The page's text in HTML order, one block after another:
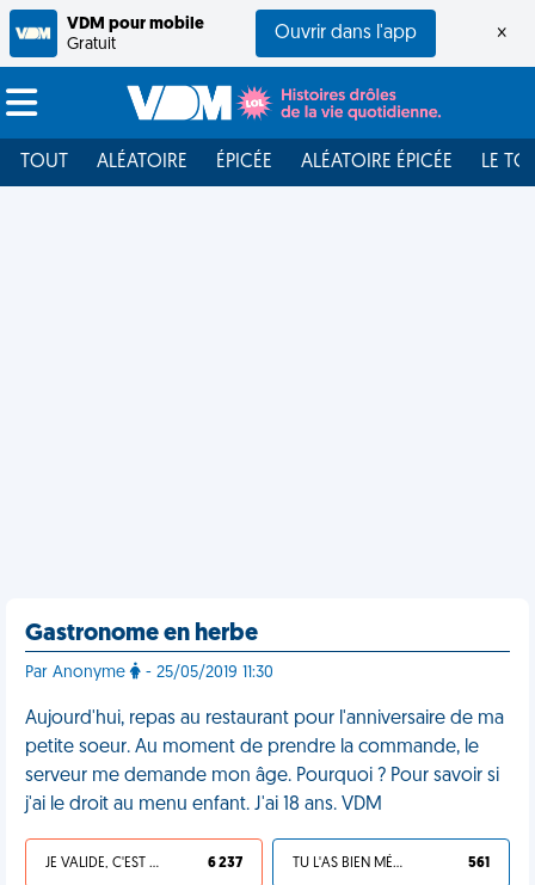
VDM pour mobile
Gratuit
Ouvrir dans l'app ×
TOUT ALÉATOIRE ÉPICÉE ALÉATOIRE ÉPICÉE LE
Gastronome en herbe
Par Anonyme - 25/05/2019 11:30
Aujourd'hui, repas au restaurant pour l'anniversaire de ma
petite soeur. Au moment de prendre la commande, le
serveur me demande mon âge. Pourquoi ? Pour savoir si
j'ai le droit au menu enfant. J'ai 18 ans. VDM
JE VALIDE, C'EST UNE VDM 6 237 TU L'AS BIEN MÉRITÉ 561